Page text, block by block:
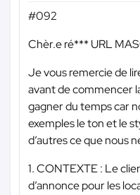
#092
Chèr.e ré*** URL
Je vous remercie de
avant de commencer
gagner du temps car
exemples le ton et le
d’autres ce que nous
1. CONTEXTE : Le
d’annonce pour les